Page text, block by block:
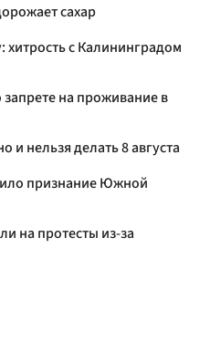
сахар
с Калининградом
на проживание в
и нельзя делать 8 августа
признание Южной
на протесты из-за